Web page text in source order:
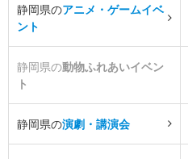
静岡県のアニメ・ゲームイベ
ント
静岡県の動物ふれあいイベン
ト
静岡県の演劇・講演会